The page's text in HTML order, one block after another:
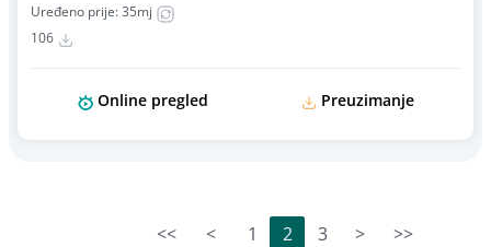
Uređeno prije: 35mj
106
Online pregled Preuzimanje
<< < 1 2 3 > >>